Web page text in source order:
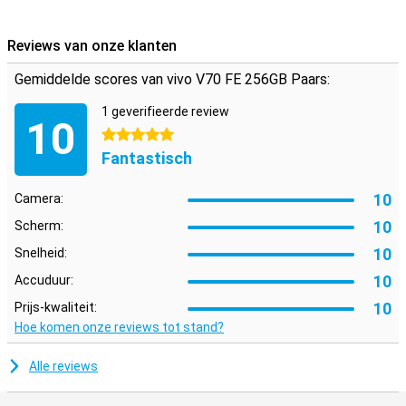
Reviews van onze klanten
Gemiddelde scores van vivo V70 FE 256GB Paars:
10
1 geverifieerde review
5 sterren
Fantastisch
Camera: 10
Scherm: 10
Snelheid: 10
Accuduur: 10
Prijs-kwaliteit: 10
Hoe komen onze reviews tot stand?
Alle reviews